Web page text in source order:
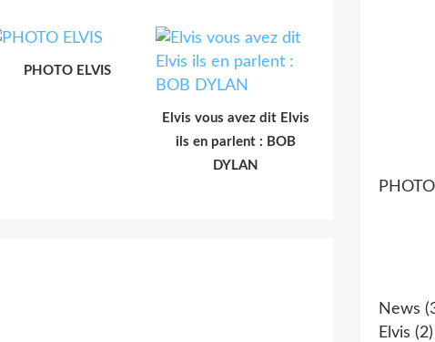
PHOTO ELVIS
Elvis vous avez dit Elvis
ils en parlent : BOB
DYLAN
News
Elvis (2)